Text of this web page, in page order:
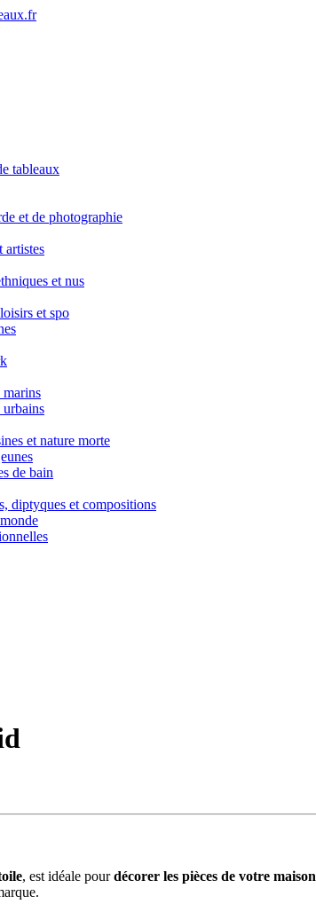
tableaux
et de photographie
artistes
et nus
et spo
marins
urbains
et nature morte
de bain
diptyques et compositions
, est idéale pourdécorer les pièces de votre maison